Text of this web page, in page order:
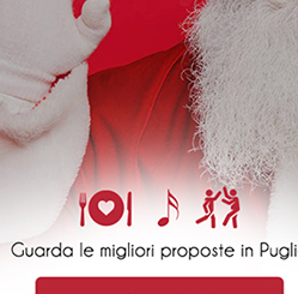
PRANZO DI OGNISSANTI
PRANZO DI PASQUA
PRANZO DI PASQUETTA
PRANZO EPIFANIA
PRANZO IMMACOLATA
PRANZO NATALE
PRANZO PRIMO MAGGIO